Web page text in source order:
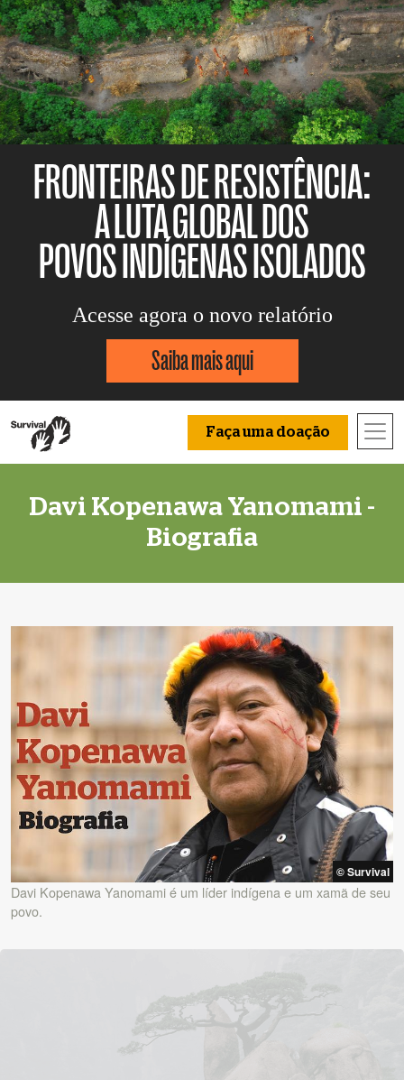
FRONTEIRAS DE RESISTÊNCIA:
A LUTA GLOBAL DOS
POVOS INDÍGENAS ISOLADOS
Acesse agora o novo relatório
Saiba mais aqui
Faça uma doação
Davi Kopenawa Yanomami -
Biografia
© Survival
Davi Kopenawa Yanomami é um líder indígena e um xamã de seu
povo.